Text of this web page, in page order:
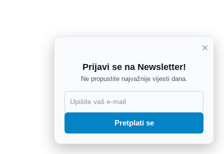
×
Prijavi se na Newsletter!
Ne propustite najvažnije vijesti dana.
Pretplati se